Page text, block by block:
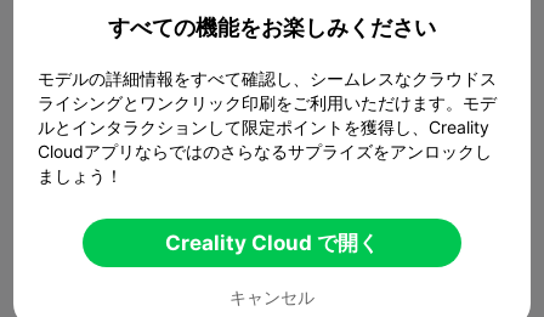
すべての機能をお楽しみください
モデルの詳細情報をすべて確認し、シームレスなクラウドス
ライシングとワンクリック印刷をご利用いただけます。モデ
ルとインタラクションして限定ポイントを獲得し、Creality
Cloudアプリならではのさらなるサプライズをアンロックし
ましょう！
Creality Cloud で開く
キャンセル